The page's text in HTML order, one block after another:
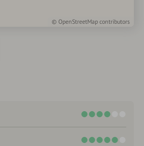
© OpenStreetMap contributors